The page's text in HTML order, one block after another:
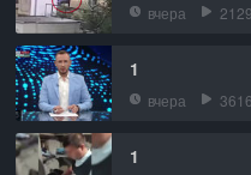
вчера 2129
1
вчера 3616
1